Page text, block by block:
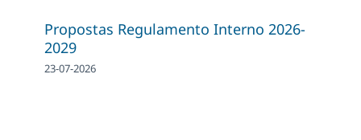
Propostas Regulamento Interno 2026-
2029
23-07-2026